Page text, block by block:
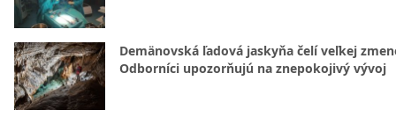
Demänovská ľadová jaskyňa čelí veľkej
Odborníci upozorňujú na znepokojivý vývoj